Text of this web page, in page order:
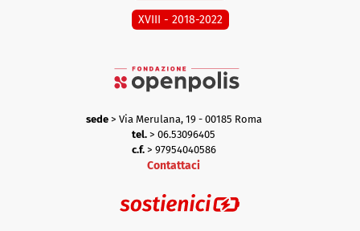
XVIII - 2018-2022
sede> Via Merulana, 19 - 00185 Roma
tel. > 06.53096405
c.f.> 97954040586
Contattaci